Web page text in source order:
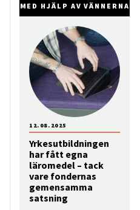
MED HJÄLP AV VÄNNERNA
Yrkesutbildningen
har fått egna
läromedel – tack
vare fondernas
gemensamma
satsning
12.08.2025